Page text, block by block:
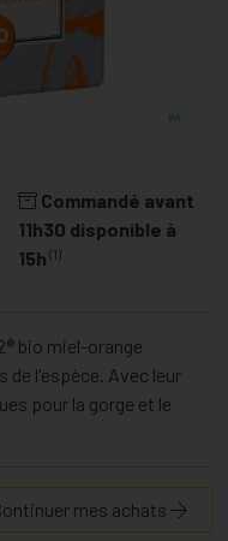
Commandé avant
11h30 disponible à
15h (1)
bio miel-orange
l'espèce. Avec leur
pour la gorge et le
mes achats